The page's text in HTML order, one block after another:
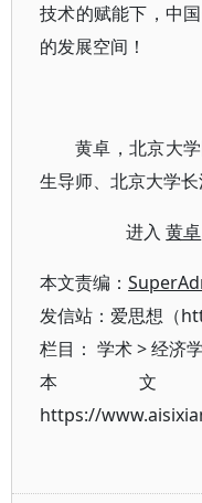
技术的赋能下，中
的发展空间！
黄卓，北京大
生导师、北京大学
进入黄卓
本文责编：
发信站：爱思想（
栏目： 学术>经济学
本
https://